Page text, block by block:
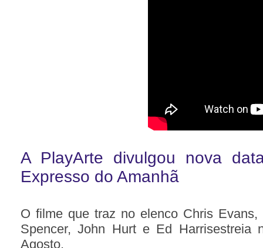
A PlayArte divulgou nova
Expresso do Amanhã
O filme que traz no elenco Chris
Spencer, John Hurt e Ed Harrisestreia
Agosto.